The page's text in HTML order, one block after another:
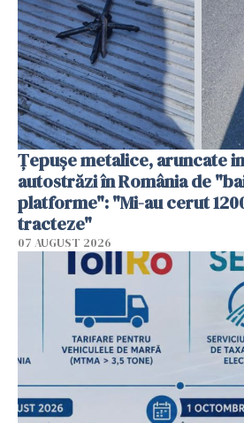
Țepușe metalice, aruncate
autostrăzi în România de
platforme": "Mi-au cerut
tracteze"
07 AUGUST 2026